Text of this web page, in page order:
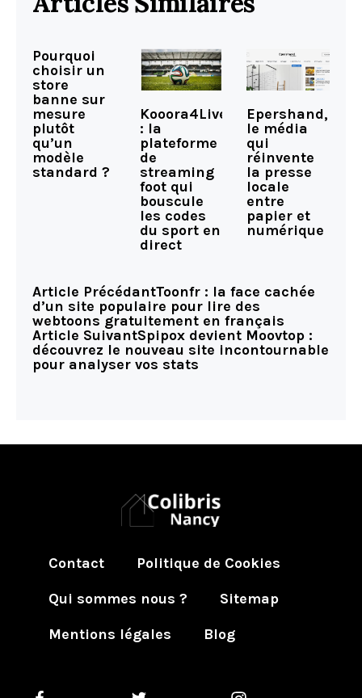
Pourquoi
choisir un
store
banne sur
mesure
plutôt
qu’un
modèle
standard ?
Kooora4Live
: la
plateforme
de
streaming
foot qui
bouscule
les codes
du sport en
direct
Epershand,
le média
qui
réinvente
la presse
locale
entre
papier et
numérique
Article PrécédantToonfr : la face cachée
d’un site populaire pour lire des
webtoons gratuitement en français
Article SuivantSpipox devient Moovtop :
découvrez le nouveau site incontournable
pour analyser vos stats
Contact
Politique de Cookies
Qui sommes nous ?
Sitemap
Mentions légales
Blog